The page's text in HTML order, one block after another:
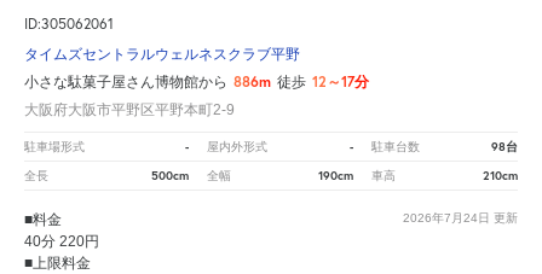
ID:305062061
タイムズセントラルウェルネスクラブ平野
小さな駄菓子屋さん博物館から 886m 徒歩 12～17分
大阪府大阪市平野区平野本町2-9
駐車場形式 - 屋内外形式 - 駐車台数 98台
全長 500cm 全幅 190cm 車高 210cm
2026年7月24日 更新
■料金
40分 220円
■上限料金